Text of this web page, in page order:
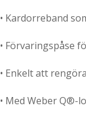
• Kardorreband
• Förvaringspåse
• Enkelt att rengöra
• Med Weber Q®-